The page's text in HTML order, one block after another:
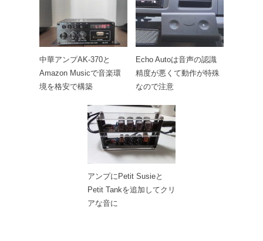
中華アンプAK-370と
Amazon Musicで音楽環
境を格安で構築
Echo Autoは音声の認識
精度が悪くて動作が特殊
なので注意
アンプにPetit Susieと
Petit Tankを追加してクリ
アな音に